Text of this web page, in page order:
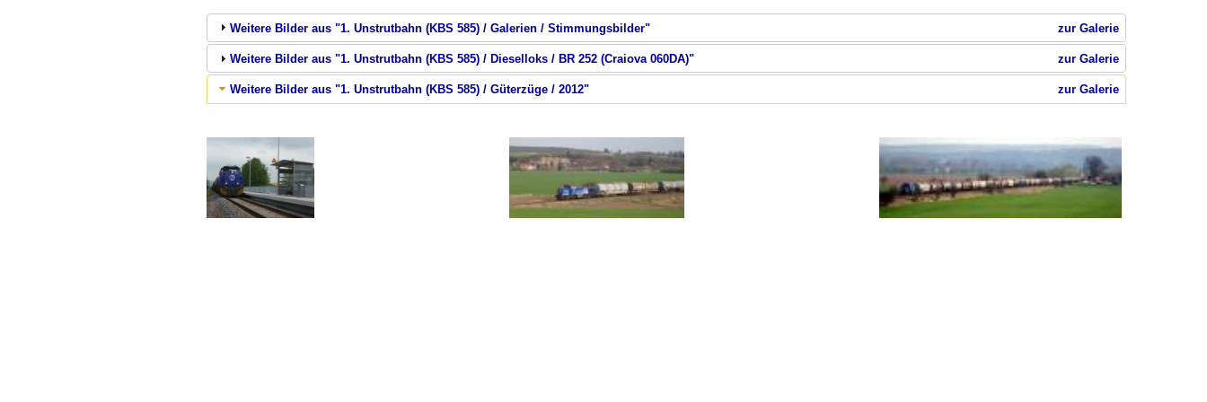
zur Galerie
Weitere Bilder aus "1. Unstrutbahn (KBS 585) / Galerien / Stimmungsbilder"
zur Galerie
Weitere Bilder aus "1. Unstrutbahn (KBS 585) / Dieselloks / BR 252 (Craiova 060DA)"
zur Galerie
Weitere Bilder aus "1. Unstrutbahn (KBS 585) / Güterzüge / 2012"